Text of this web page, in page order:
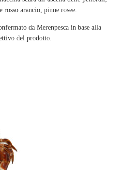
arancio; pinne rosee.
da Merenpesca in base alla
del prodotto.